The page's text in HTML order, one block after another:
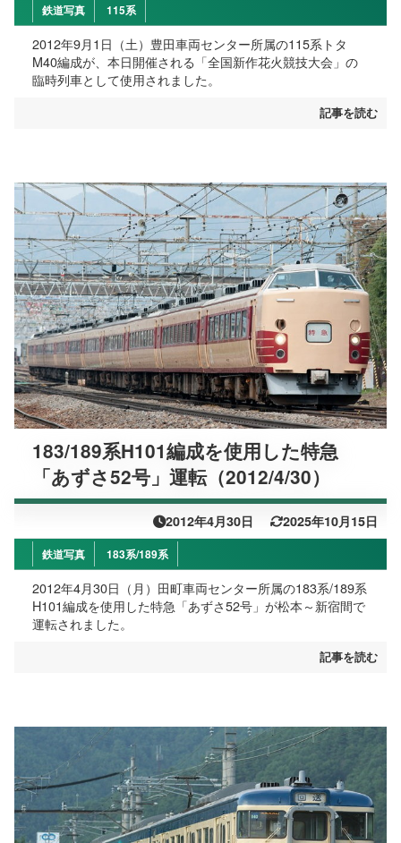
鉄道写真 115系
2012年9月1日（土）豊田車両センター所属の115系トタ
M40編成が、本日開催される「全国新作花火競技大会」の
臨時列車として使用されました。
記事を読む
183/189系H101編成を使用した特急
「あずさ52号」運転（2012/4/30）
2012年4月30日 2025年10月15日
鉄道写真 183系/189系
2012年4月30日（月）田町車両センター所属の183系/189系
H101編成を使用した特急「あずさ52号」が松本～新宿間で
運転されました。
記事を読む